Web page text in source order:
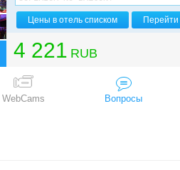
Цены в отель списком Перейти
4 221 RUB
WebCams Вопросы